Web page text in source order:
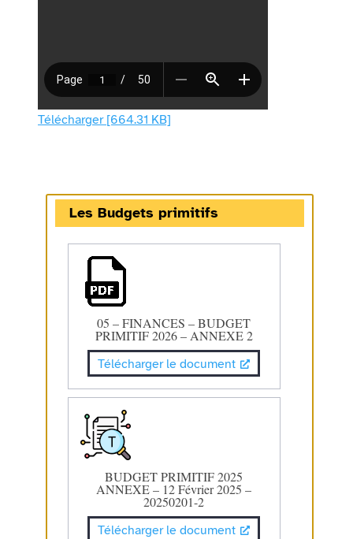
Télécharger [664.31 KB]
Les Budgets primitifs
05 – FINANCES – BUDGET
PRIMITIF 2026 – ANNEXE 2
Télécharger le document
BUDGET PRIMITIF 2025
ANNEXE – 12 Février 2025 –
20250201-2
Télécharger le document